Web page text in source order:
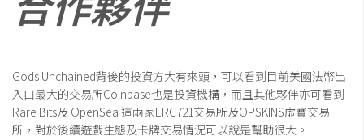
Gods Unchained背後的投資方大有來頭，可以看到目前美國法幣出
入口最大的交易所Coinbase也是投資機構，而且其他夥伴亦可看到
Rare Bits及 OpenSea 這兩家ERC721交易所及OPSKINS虛寶交易
所，對於後續遊戲生態及卡牌交易情況可以說是幫助很大。